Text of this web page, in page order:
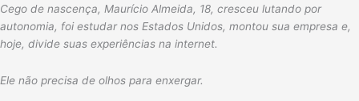
Cego de nascença, Maurício Almeida, 18, cresceu lutando por
autonomia, foi estudar nos Estados Unidos, montou sua empresa e,
hoje, divide suas experiências na internet.
Ele não precisa de olhos para enxergar.